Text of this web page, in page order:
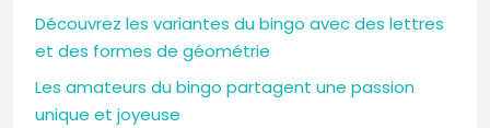
Découvrez les variantes du bingo avec des lettres
et des formes de géométrie
Les amateurs du bingo partagent une passion
unique et joyeuse